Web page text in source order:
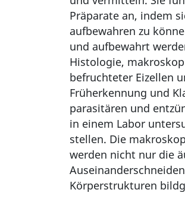
Präparate an, indem
aufbewahren zu
und aufbewahrt
Histologie,
befruchteter Eizellen
Früherkennung und
parasitären und
in einem Labor
stellen. Die
werden nicht nur die
Körperstrukturen